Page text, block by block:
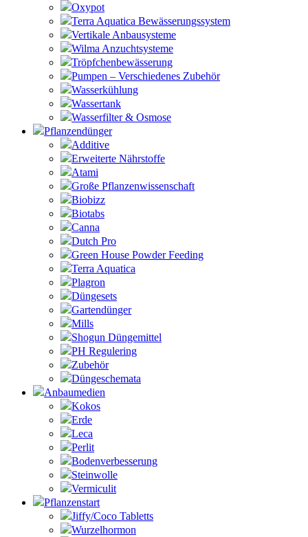
Oxypot
Terra Aquatica Bewässerungssystem
Vertikale Anbausysteme
Wilma Anzuchtsysteme
Tröpfchenbewässerung
Pumpen – Verschiedenes Zubehör
Wasserkühlung
Wassertank
Wasserfilter & Osmose
Pflanzendünger
Additive
Erweiterte Nährstoffe
Atami
Große Pflanzenwissenschaft
Biobizz
Biotabs
Canna
Dutch Pro
Green House Powder Feeding
Terra Aquatica
Plagron
Düngesets
Gartendünger
Mills
Shogun Düngemittel
PH Regulering
Zubehör
Düngeschemata
Anbaumedien
Kokos
Erde
Leca
Perlit
Bodenverbesserung
Steinwolle
Vermiculit
Pflanzenstart
Jiffy/Coco Tabletts
Wurzelhormon